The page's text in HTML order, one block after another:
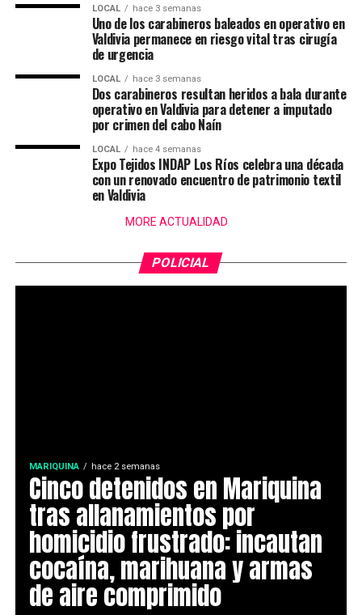
LOCAL hace 3 semanas
Uno de los carabineros baleados en operativo en
Valdivia permanece en riesgo vital tras cirugía
de urgencia
LOCAL hace 3 semanas
Dos carabineros resultan heridos a bala durante
operativo en Valdivia para detener a imputado
por crimen del cabo Naín
LOCAL hace 4 semanas
Expo Tejidos INDAP Los Ríos celebra una década
con un renovado encuentro de patrimonio textil
en Valdivia
MORE ACTUALIDAD
POLICIAL
MARIQUINA hace 2 semanas
Cinco detenidos en Mariquina
tras allanamientos por
homicidio frustrado: incautan
cocaína, marihuana y armas
de aire comprimido